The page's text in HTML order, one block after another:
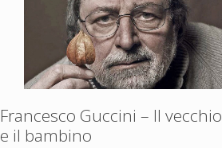
Francesco Guccini – Il vecchio
e il bambino